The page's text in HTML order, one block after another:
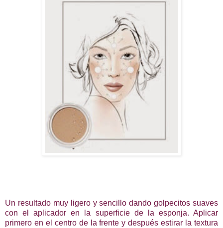
Un resultado muy ligero y sencillo dando golpecitos suaves
con el aplicador en la superficie de la esponja. Aplicar
primero en el centro de la frente y después estirar la textura